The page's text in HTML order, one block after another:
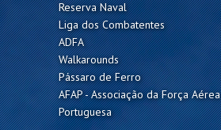
Reserva Naval
Liga dos Combatentes
ADFA
Walkarounds
Pássaro de Ferro
AFAP - Associação da Força Aérea
Portuguesa